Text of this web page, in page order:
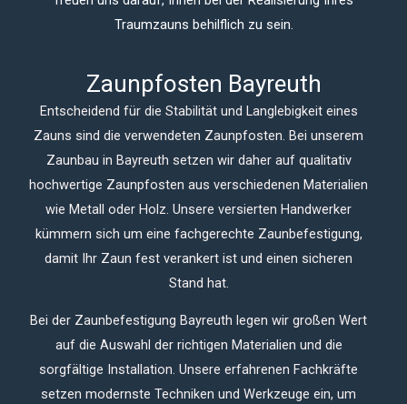
Traumzauns behilflich zu sein.
Zaunpfosten Bayreuth
Entscheidend für die Stabilität und Langlebigkeit eines
Zauns sind die verwendeten Zaunpfosten. Bei unserem
Zaunbau in Bayreuth setzen wir daher auf qualitativ
hochwertige Zaunpfosten aus verschiedenen Materialien
wie Metall oder Holz. Unsere versierten Handwerker
kümmern sich um eine fachgerechte Zaunbefestigung,
damit Ihr Zaun fest verankert ist und einen sicheren
Stand hat.
Bei der Zaunbefestigung Bayreuth legen wir großen Wert
auf die Auswahl der richtigen Materialien und die
sorgfältige Installation. Unsere erfahrenen Fachkräfte
setzen modernste Techniken und Werkzeuge ein, um